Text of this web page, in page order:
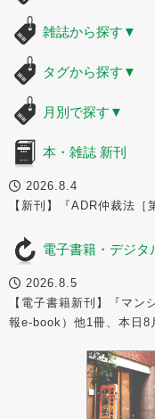
雑誌から探す ▼
タグから探す ▼
月別で探す ▼
本・雑誌 新刊
2026.8.4
【新刊】『ADR仲裁法［
電子書籍・デジタ
2026.8.5
【電子書籍新刊】『マ
報e-book）他1冊、本日8